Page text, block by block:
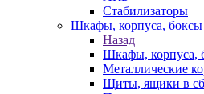
Стабилизаторы
Шкафы, корпуса, боксы
Назад
Шкафы, корпуса,
Металлические
Щиты, ящики в